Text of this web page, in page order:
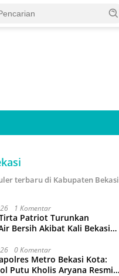
terbaru di Kabupaten Bekasi
1 Komentar
Patriot Turunkan
Bersih Akibat Kali Bekasi
0 Komentar
Metro Bekasi Kota:
Putu Kholis Aryana Resmi